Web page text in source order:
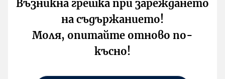
Възникна грешка при зареждането
на съдържанието!
Моля, опитайте отново по-
късно!